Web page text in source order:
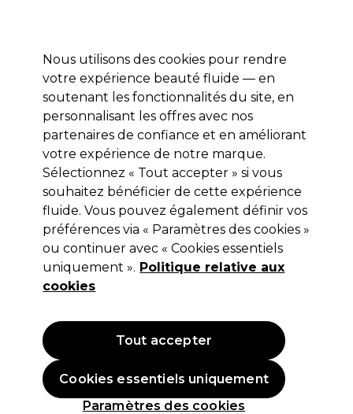
Se connecter
Marques Bons plans 🌟 Coiffure Electro et Matériel
Livraison le lendemain*
Après expédition, du lundi au vendredi
Ultron Tondeuse Professionnelle
Multifonction Innovante
58,44 €194,79 €
OFFRE
Nous utilisons des cookies pour rendre
votre expérience beauté fluide — en
soutenant les fonctionnalités du site, en
personnalisant les offres avec nos
partenaires de confiance et en améliorant
votre expérience de notre marque.
Sélectionnez « Tout accepter » si vous
souhaitez bénéficier de cette expérience
fluide. Vous pouvez également définir vos
préférences via « Paramètres des cookies »
ou continuer avec « Cookies essentiels
uniquement ». Politique relative aux
cookies
Paramètres des cookies
Cookies essentiels uniquement
Tout accepter